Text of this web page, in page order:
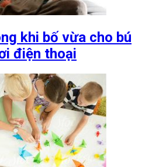
khi bố vừa cho bú
điện thoại